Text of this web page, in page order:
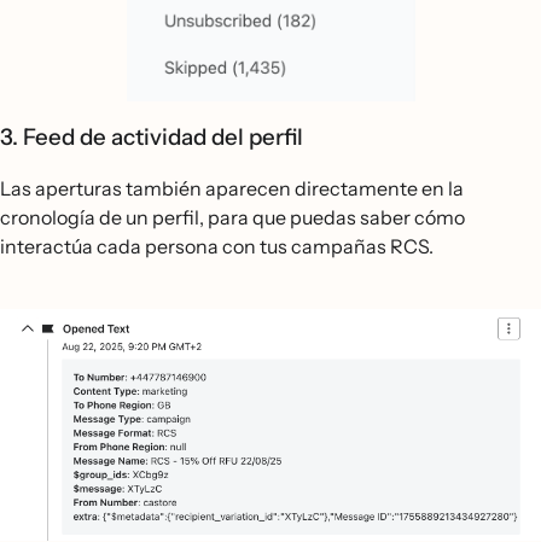
3. Feed de actividad del perfil
Las aperturas también aparecen directamente en la
cronología de un perfil, para que puedas saber cómo
interactúa cada persona con tus campañas RCS.